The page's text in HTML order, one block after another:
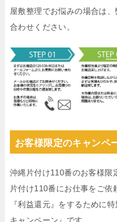
屋敷整理でお悩みの場合は
合わせください。
お客様限定のキャンペ
沖縄片付け110番のお客様限
片付け110番にお仕事をご依
『利益還元』をするために